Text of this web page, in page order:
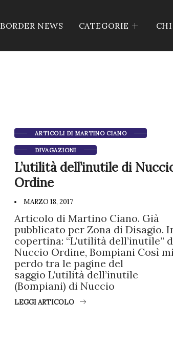
BORDER NEWS CATEGORIE
ARTICOLI DI MARTINO CIANO
DIVAGAZIONI
L’utilità dell’inutile di
Ordine
MARZO 18, 2017
Articolo di Martino Ciano. Già
pubblicato per Zona di Disagio.
copertina: “L’utilità dell’inutile”
Nuccio Ordine, Bompiani Così
perdo tra le pagine del
saggio L’utilità dell’inutile
(Bompiani) di Nuccio
LEGGI ARTICOLO